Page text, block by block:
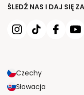
ŚLEDŹ NAS I DAJ SIĘ
Czechy
Słowacja